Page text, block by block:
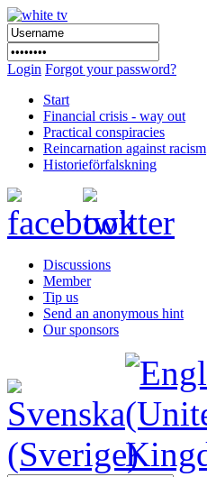
Login Forgot your password?
Start
Financial crisis - way out
Practical conspiracies
Reincarnation against racism
Historieförfalskning
Discussions
Member
Tip us
Send an anonymous hint
Our sponsors